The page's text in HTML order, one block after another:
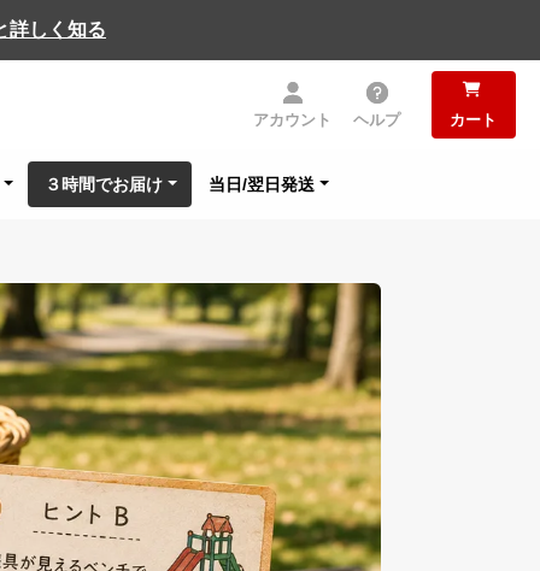
詳しく知る
アカウント ヘルプ カート
３時間でお届け 当日/翌日発送